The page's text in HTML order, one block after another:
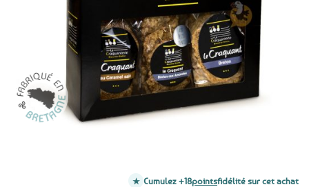
Cumulez +18pointsfidélité sur cet achat